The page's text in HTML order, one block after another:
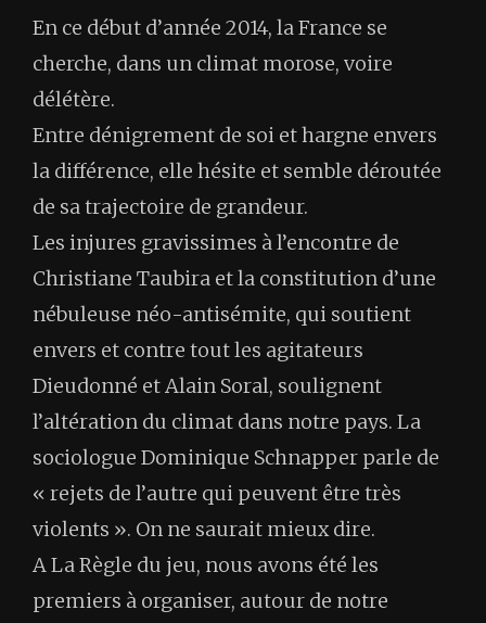
En ce début d’année 2014, la France se
cherche, dans un climat morose, voire
délétère.
Entre dénigrement de soi et hargne envers
la différence, elle hésite et semble déroutée
de sa trajectoire de grandeur.
Les injures gravissimes à l’encontre de
Christiane Taubira et la constitution d’une
nébuleuse néo-antisémite, qui soutient
envers et contre tout les agitateurs
Dieudonné et Alain Soral, soulignent
l’altération du climat dans notre pays. La
sociologue Dominique Schnapper parle de
« rejets de l’autre qui peuvent être très
violents ». On ne saurait mieux dire.
A La Règle du jeu, nous avons été les
premiers à organiser, autour de notre